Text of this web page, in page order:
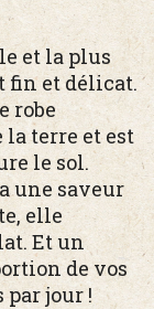
et la plus
fin et délicat.
robe
la terre et est
le sol.
une saveur
elle
Et un
de vos
jour !